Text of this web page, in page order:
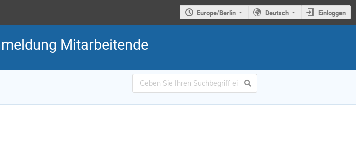
Europe/Berlin Deutsch Einloggen
Mitarbeitende